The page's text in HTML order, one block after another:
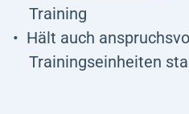
Training
Hält auch
Trainingseinheiten